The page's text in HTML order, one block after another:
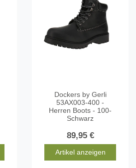
Dockers by Gerli
53AX003-400 -
Herren Boots - 100-
Schwarz
89,95 €
Artikel anzeigen